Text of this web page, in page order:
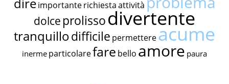
dire importante richiestaattività
dolce prolissodivertente
tranquillodifficile permettereacume
inerme particolarefare bello amore paura